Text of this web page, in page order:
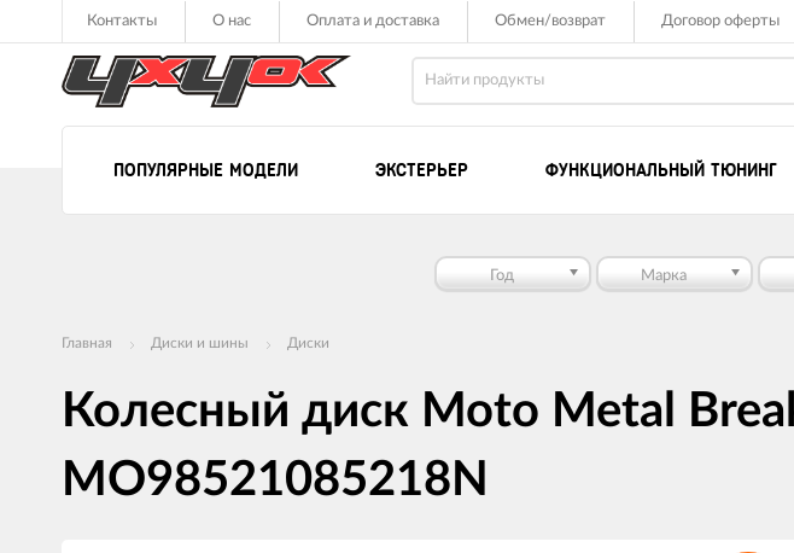
Контакты О нас Оплата и доставка Обмен/возврат Договор оферты
ПОПУЛЯРНЫЕ МОДЕЛИ ЭКСТЕРЬЕР ФУНКЦИОНАЛЬНЫЙ ТЮНИНГ
Год Марка
Главная Диски и шины Диски
Колесный диск Moto Metal
MO98521085218N